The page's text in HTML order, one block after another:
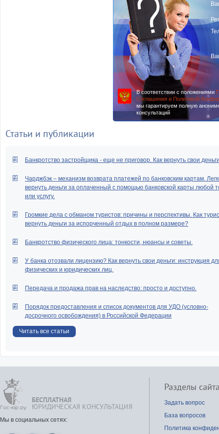
В соответствии с положениями
Соглашения и Политикой
мы гарантируем полную
консультаций
Статьи и публикации
Банкротство застройщика - еще не приговор. Как вернуть свои
Чарджбэк – механизм возврата платежей по банковским картам.
вернуть деньги за оплаченный с помощью банковской карты любой
или услугу.
Громкие дела с обманом туристов: причины и перспективы. Как
вернуть деньги за испорченный отдых в полном размере?
Банкротство физического лица: тонкости, нюансы и советы.
У банка отозвали лицензию? Как вернуть свои деньги: инструкция
физических и юридических лиц.
Передача и продажа прав на наследство: просто и доступно.
Порядок предоставления и список документов для УДО (условно-
досрочного освобождения) в Российской Федерации
Читать все статьи
БЕСПЛАТНАЯ
ЮРИДИЧЕСКАЯ КОНСУЛЬТАЦИЯ
Мы в социальных сетях:
Разделы
Задать вопрос
База вопросов
Политика